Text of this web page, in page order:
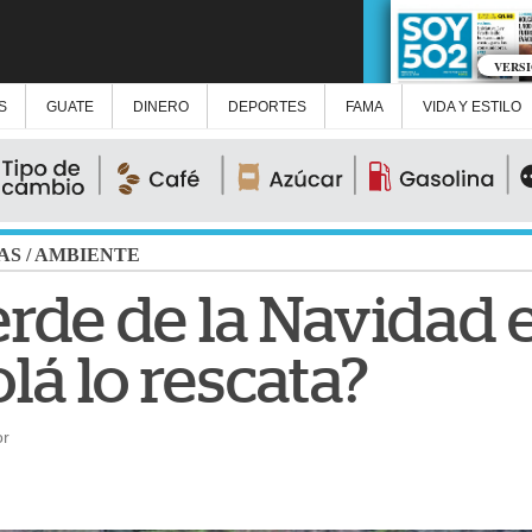
GUATE DINERO DEPORTES FAMA VIDA Y ESTILO
/AMBIENTE
de la Navidad
lo rescata?